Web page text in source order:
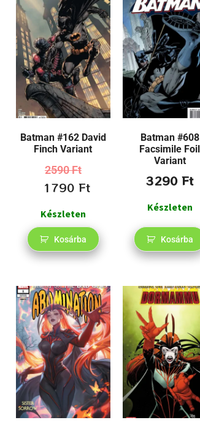
Batman #162 David
Finch Variant
2590Ft
1790Ft
Készleten
Kosárba
Batman #608
Facsimile Foil
Variant
3290Ft
Készleten
Kosárba